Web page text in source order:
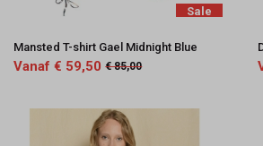
Sale
Mansted T-shirt Gael Midnight Blue
Vanaf € 59,50 € 85,00